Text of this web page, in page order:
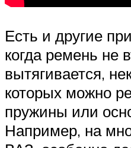
Есть и другие
когда ремень не
вытягивается,
которых можно
пружины или
Например, на